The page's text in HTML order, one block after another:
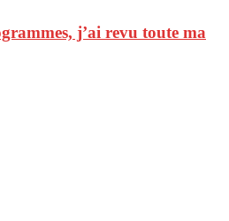
j’ai revu toute ma